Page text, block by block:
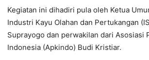
Kegiatan ini dihadiri pula oleh Ketua
Industri Kayu Olahan dan Pertukangan
Suprayogo dan perwakilan dari Asosiasi
Indonesia (Apkindo) Budi Kristiar.